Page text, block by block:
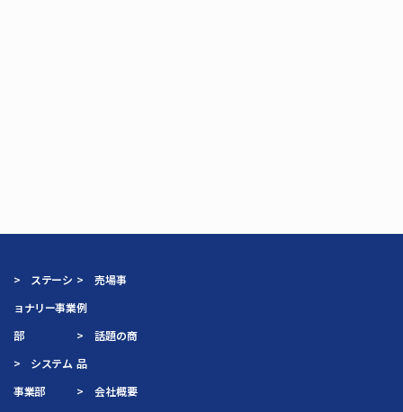
> ステーシ
ョナリー事業
部
> システム
事業部
> 売場事
例
> 話題の商
品
> 会社概要